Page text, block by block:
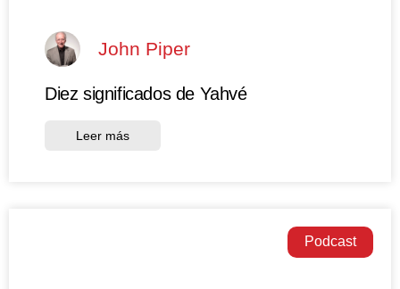
John Piper
Diez significados de Yahvé
Leer más
Podcast